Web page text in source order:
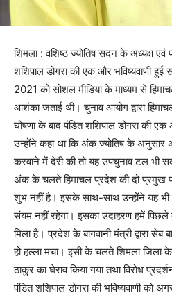
शिमला : वशिष्ठ ज्योतिष सदन के अध्यक्ष एवं
शशिपाल डोगरा की एक और भविष्यवाणी
2021 को सोशल मीडिया के माध्यम से
आशंका जताई थी। चुनाव आयोग द्वारा
घोषणा के बाद पंडित शशिपाल डोगरा की एक
उन्होंने कहा था कि अंक ज्योतिष के
करवाने में देरी की तो यह उपचुनाव टल भी
अंक के चलते हिमाचल प्रदेश की दो प्रमुख
शुभ नहीं है। इसके साथ-साथ उन्होंने यह भी
संयम नहीं रहेगा। इसका उदाहरण हमें
मिला है। प्रदेश के बागवानी मंत्री द्वारा सेब
हो हल्ला मचा। इसी के चलते शिमला जिला के
ठाकुर का घेराव किया गया तथा विरोध
पंडित शशिपाल डोगरा की भविष्यवाणी